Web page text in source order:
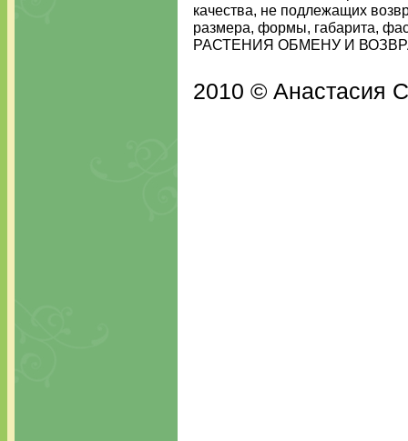
качества, не подлежащих
размера, формы, габарита,
РАСТЕНИЯ ОБМЕНУ И
2010 © Анастасия